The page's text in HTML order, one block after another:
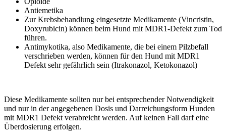
Antiemetika
Zur Krebsbehandlung eingesetzte Medikamente (Vincristin,
Doxyrubicin) können beim Hund mit MDR1-Defekt zum Tod
führen.
Antimykotika, also Medikamente, die bei einem Pilzbefall
verschrieben werden, können für den Hund mit MDR1
Defekt sehr gefährlich sein (Itrakonazol, Ketokonazol)
Diese Medikamente sollten nur bei entsprechender Notwendigkeit
und nur in der angegebenen Dosis und Darreichungsform Hunden
mit MDR1 Defekt verabreicht werden. Auf keinen Fall darf eine
Überdosierung erfolgen.